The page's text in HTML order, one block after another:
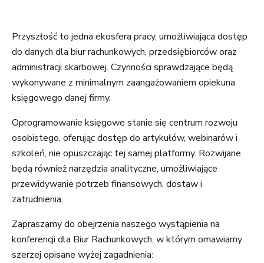
Przyszłość to jedna ekosfera pracy, umożliwiająca dostęp
do danych dla biur rachunkowych, przedsiębiorców oraz
administracji skarbowej. Czynności sprawdzające będą
wykonywane z minimalnym zaangażowaniem opiekuna
księgowego danej firmy.
Oprogramowanie księgowe stanie się centrum rozwoju
osobistego, oferując dostęp do artykułów, webinarów i
szkoleń, nie opuszczając tej samej platformy. Rozwijane
będą również narzędzia analityczne, umożliwiające
przewidywanie potrzeb finansowych, dostaw i
zatrudnienia.
Zapraszamy do obejrzenia naszego wystąpienia na
konferencji dla Biur Rachunkowych, w którym omawiamy
szerzej opisane wyżej zagadnienia: